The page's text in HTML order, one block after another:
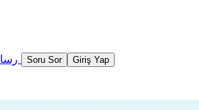
Soru Sor Giriş Yap